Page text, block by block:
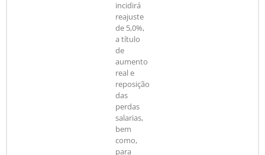
incidirá
reajuste
de 5,0%,
a título
de
aumento
real e
reposição
das
perdas
salarias,
bem
como,
para